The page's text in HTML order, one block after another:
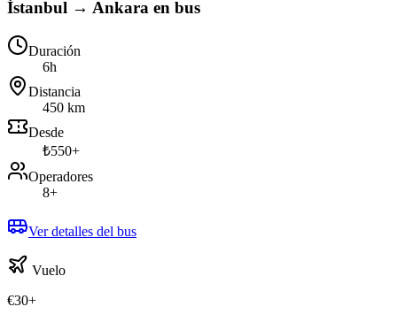
İstanbul → Ankara en bus
Duración
6h
Distancia
450 km
Desde
₺550+
Operadores
8+
Ver detalles del bus
Vuelo
€30+